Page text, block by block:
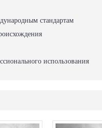
стандартам
использования